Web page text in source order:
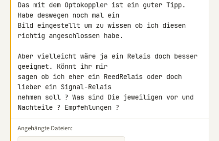
Das mit dem Optokoppler ist ein guter Tipp.
Habe deswegen noch mal ein
Bild eingestellt um zu wissen ob ich diesen
richtig angeschlossen habe.
Aber vielleicht wäre ja ein Relais doch besser
geeignet. Könnt ihr mir
sagen ob ich eher ein ReedRelais oder doch
lieber ein Signal-Relais
nehmen soll ? Was sind Die jeweiligen vor und
Nachteile ? Empfehlungen ?
Angehängte Dateien: